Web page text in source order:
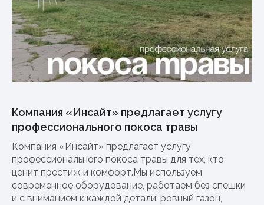
Компания «Инсайт» предлагает услугу
профессионального покоса травы
Компания «Инсайт» предлагает услугу
профессионального покоса травы для тех, кто
ценит престиж и комфорт.Мы используем
современное оборудование, работаем без спешки
и с вниманием к каждой детали: ровный газон,